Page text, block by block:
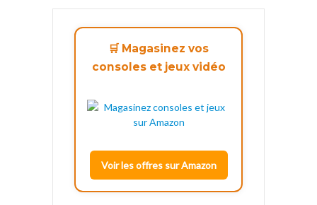
🛒 Magasinez vos
consoles et jeux vidéo
Voir les offres sur Amazon